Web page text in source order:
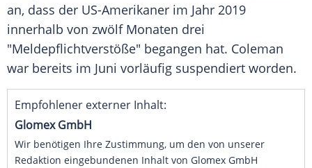
an, dass der US-Amerikaner im Jahr 2019
innerhalb von zwölf Monaten drei
"Meldepflichtverstöße" begangen hat. Coleman
war bereits im Juni vorläufig suspendiert worden.
Empfohlener externer Inhalt:
Glomex GmbH
Wir benötigen Ihre Zustimmung, um den von unserer
Redaktion eingebundenen Inhalt von Glomex GmbH